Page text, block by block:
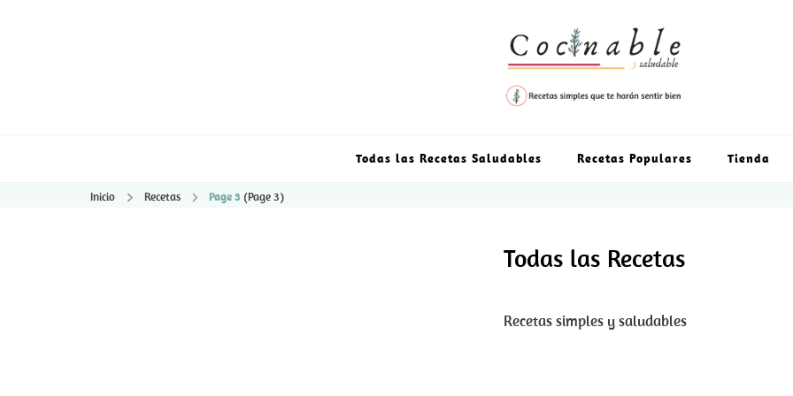
Todas las Recetas Saludables Recetas Populares Tienda
Inicio Recetas Page 3 (Page 3)
Todas las Recetas
Recetas simples y saludables